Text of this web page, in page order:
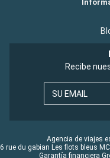
Recibe
SU EMAIL
Agencia de viajes
rue du gabian Les flots bleus
Garantía financiera